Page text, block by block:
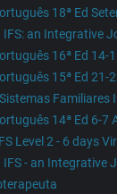
18ª Ed
an Integrative
16ª Ed 14-
15ª Ed 21-
Familiares
14ª Ed 6-7
Level 2 - 6 days
- an Integrative